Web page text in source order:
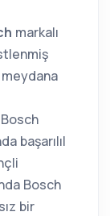
markalı
meydana
başarılıl
Bosch
bir